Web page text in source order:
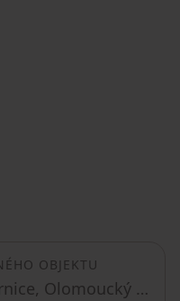
OBJEKTU
Staré Město - Stříbrnice, Olomoucký kraj